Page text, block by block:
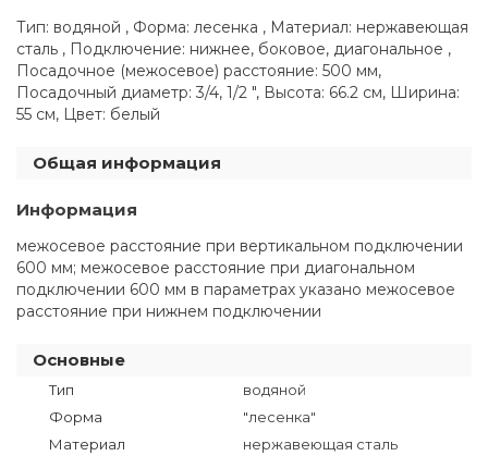
Тип: водяной , Форма: лесенка , Материал: нержавеющая
сталь , Подключение: нижнее, боковое, диагональное ,
Посадочное (межосевое) расстояние: 500 мм,
Посадочный диаметр: 3/4, 1/2 ", Высота: 66.2 см, Ширина:
55 см, Цвет: белый
Общая информация
Информация
межосевое расстояние при вертикальном подключении
600 мм; межосевое расстояние при диагональном
подключении 600 мм в параметрах указано межосевое
расстояние при нижнем подключении
Основные
Тип
водяной
Форма
"лесенка"
Материал
нержавеющая сталь